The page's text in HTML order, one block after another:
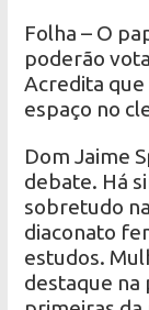
Folha – O
poderão
Acredita
espaço no
Dom Jaime
debate. Há
sobretudo
diaconato
estudos.
destaque na